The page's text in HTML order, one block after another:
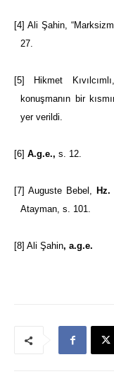
[4] Ali Şahin,
27.
[5] Hikmet
konuşmanın bir
yer verildi.
[6] A.g.e., s. 12.
[7] Auguste Bebel,
Atayman, s. 101.
[8] Ali Şahin, a.g.e.